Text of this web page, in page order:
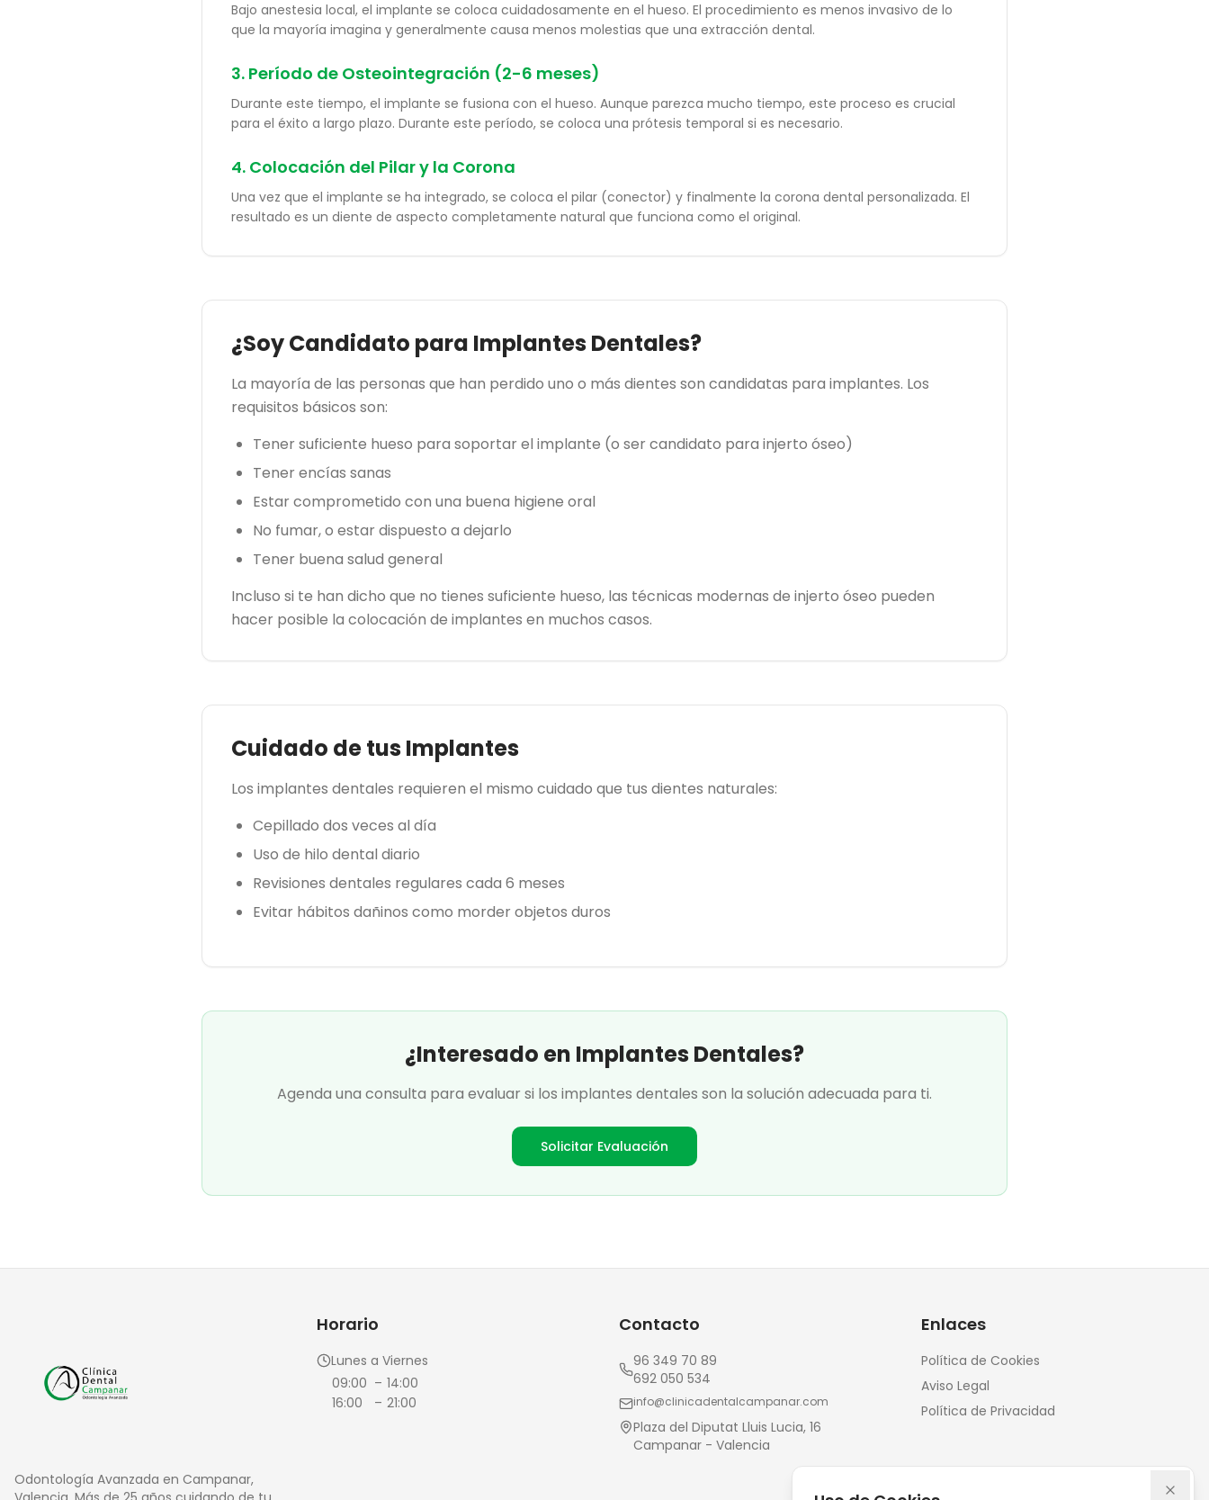
Bajo anestesia local, el implante se coloca cuidadosamente en el hueso. El procedimiento es menos invasivo de lo
que la mayoría imagina y generalmente causa menos molestias que una extracción dental.
3. Período de Osteointegración (2-6 meses)
Durante este tiempo, el implante se fusiona con el hueso. Aunque parezca mucho tiempo, este proceso es crucial
para el éxito a largo plazo. Durante este período, se coloca una prótesis temporal si es necesario.
4. Colocación del Pilar y la Corona
Una vez que el implante se ha integrado, se coloca el pilar (conector) y finalmente la corona dental personalizada. El
resultado es un diente de aspecto completamente natural que funciona como el original.
¿Soy Candidato para Implantes Dentales?
La mayoría de las personas que han perdido uno o más dientes son candidatas para implantes. Los
requisitos básicos son:
Tener suficiente hueso para soportar el implante (o ser candidato para injerto óseo)
Tener encías sanas
Estar comprometido con una buena higiene oral
No fumar, o estar dispuesto a dejarlo
Tener buena salud general
Incluso si te han dicho que no tienes suficiente hueso, las técnicas modernas de injerto óseo pueden
hacer posible la colocación de implantes en muchos casos.
Cuidado de tus Implantes
Los implantes dentales requieren el mismo cuidado que tus dientes naturales:
Cepillado dos veces al día
Uso de hilo dental diario
Revisiones dentales regulares cada 6 meses
Evitar hábitos dañinos como morder objetos duros
¿Interesado en Implantes Dentales?
Agenda una consulta para evaluar si los implantes dentales son la solución adecuada para ti.
Solicitar Evaluación
Odontología Avanzada en Campanar,
Horario
Lunes a Viernes
09:00 – 14:00
16:00
– 21:00
Contacto
96 349 70 89
692 050 534
info@clinicadentalcampanar.com
Plaza del Diputat Lluis Lucia, 16
Campanar - Valencia
Enlaces
Política de Cookies
Aviso Legal
Política de Privacidad